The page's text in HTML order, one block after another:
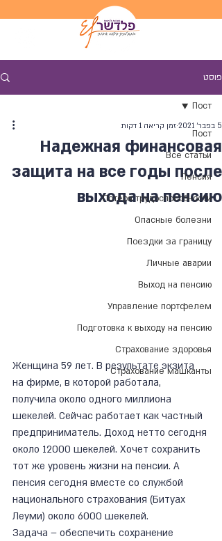
פוסט
Пост
Все статьи
Пенсия
Потеря трудоспособности
Опасные болезни
Поездки за границу
Личные аварии
Выход на пенсию
Управление портфелем
Подготовка к выходу на пенсию
Страхование здоровья
Страхование машканты
Пост
Надежная финансовая
защита на все годы после
выхода на пенсию
5 בפבר׳ 2021 זמן קריאה 1 דקות
Женщина 59 лет. В результате экзита
на фирме, в которой работала,
получила около одного миллиона
шекелей. Сейчас работает как частный
предприниматель. Доход нетто сегодня
около 12000 шекелей. Хочет сохранить
тот же уровень жизни на пенсии. А
пенсия сегодня вместе со службой
национального страхования (Битуах
Леуми) около 6000 шекелей.
Задача – обеспечить сохранение